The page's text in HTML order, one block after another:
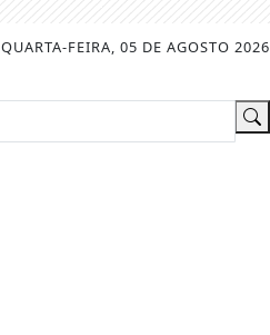
QUARTA-FEIRA, 05 DE AGOSTO 2026